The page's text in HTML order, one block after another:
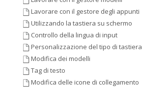
Lavorare con il gestore degli appunti
Utilizzando la tastiera su schermo
Controllo della lingua di input
Personalizzazione del tipo di tastiera
Modifica dei modelli
Tag di testo
Modifica delle icone di collegamento